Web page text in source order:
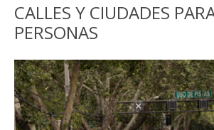
CALLES Y CIUDADES
PERSONAS